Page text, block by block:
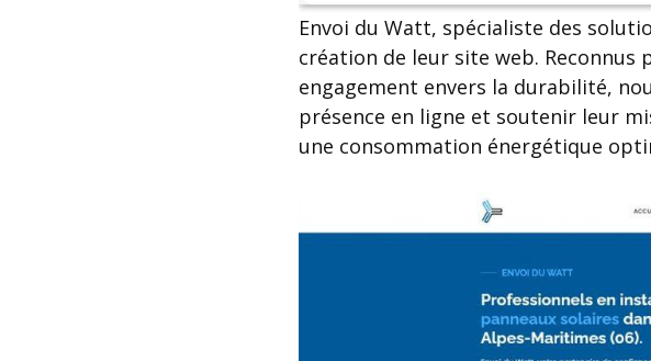
Envoi du Watt, spécialiste des
création de leur site web.
engagement envers la durabilité,
présence en ligne et soutenir leur
une consommation énergétique